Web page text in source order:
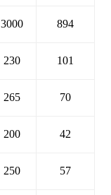
3000 894
230 101
265 70
200 42
250 57